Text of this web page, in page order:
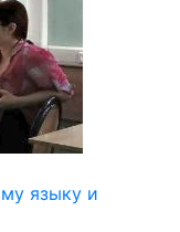
языку и